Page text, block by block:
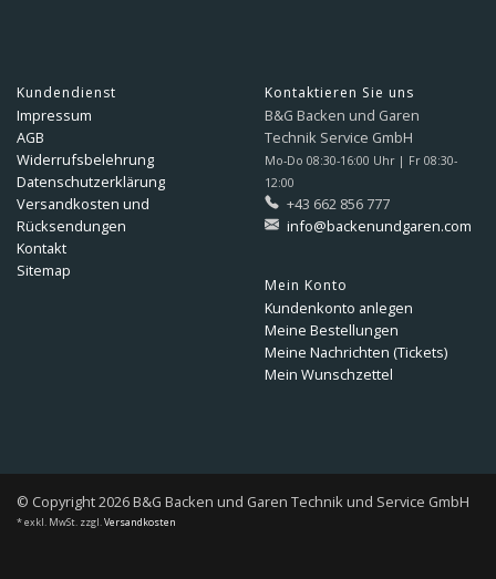
Kundendienst
Impressum
AGB
Widerrufsbelehrung
Datenschutzerklärung
Versandkosten und
Rücksendungen
Kontakt
Sitemap
Kontaktieren Sie uns
B&G Backen und Garen
Technik Service GmbH
Mo-Do 08:30-16:00 Uhr | Fr 08:30-
12:00
+43 662 856 777
info@backenundgaren.com
Mein Konto
Kundenkonto anlegen
Meine Bestellungen
Meine Nachrichten (Tickets)
Mein Wunschzettel
© Copyright 2026 B&G Backen und Garen Technik und Service GmbH
* exkl. MwSt. zzgl.Versandkosten